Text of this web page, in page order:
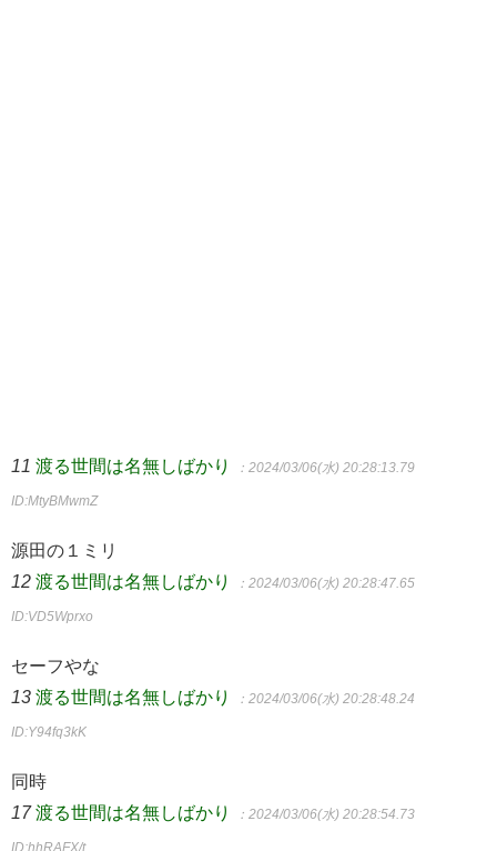
11 渡る世間は名無しばかり ：2024/03/06(水) 20:28:13.79
ID:MtyBMwmZ
源田の１ミリ
12 渡る世間は名無しばかり ：2024/03/06(水) 20:28:47.65
ID:VD5Wprxo
セーフやな
13 渡る世間は名無しばかり ：2024/03/06(水) 20:28:48.24
ID:Y94fq3kK
同時
17 渡る世間は名無しばかり ：2024/03/06(水) 20:28:54.73
ID:hhRAFX/t